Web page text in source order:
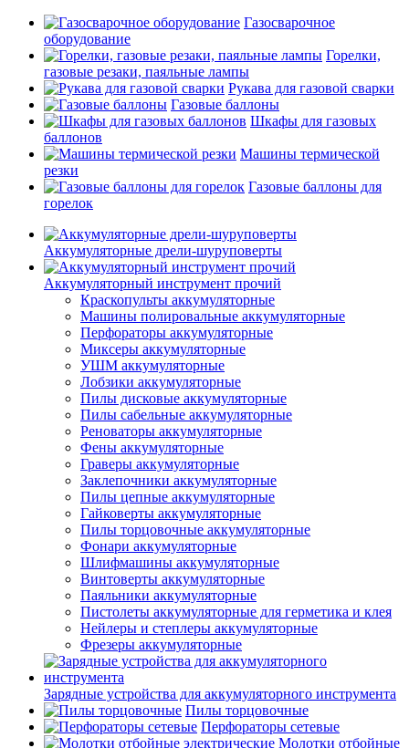
Газосварочное
оборудование
Горелки,
газовые резаки, паяльные лампы
Рукава для газовой сварки
Газовые баллоны
Шкафы для газовых
баллонов
Машины термической
резки
Газовые баллоны для
горелок
Аккумуляторные дрели-шуруповерты
Аккумуляторный инструмент прочий
Краскопульты аккумуляторные
Машины полировальные аккумуляторные
Перфораторы аккумуляторные
Миксеры аккумуляторные
УШМ аккумуляторные
Лобзики аккумуляторные
Пилы дисковые аккумуляторные
Пилы сабельные аккумуляторные
Реноваторы аккумуляторные
Фены аккумуляторные
Граверы аккумуляторные
Заклепочники аккумуляторные
Пилы цепные аккумуляторные
Гайковерты аккумуляторные
Пилы торцовочные аккумуляторные
Фонари аккумуляторные
Шлифмашины аккумуляторные
Винтоверты аккумуляторные
Паяльники аккумуляторные
Пистолеты аккумуляторные для герметика и клея
Нейлеры и степлеры аккумуляторные
Фрезеры аккумуляторные
Зарядные устройства для аккумуляторного инструмента
Пилы торцовочные
Перфораторы сетевые
Молотки отбойные